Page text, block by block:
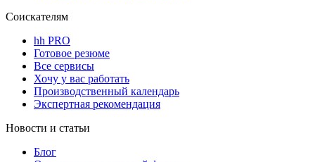
Соискателям
hh PRO
Готовое резюме
Все сервисы
Хочу у вас работать
Производственный календарь
Экспертная рекомендация
Новости и статьи
Блог